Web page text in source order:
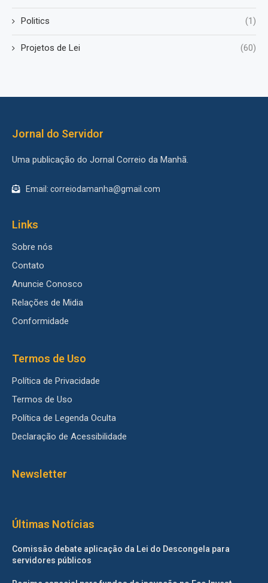
Politics (1)
Projetos de Lei (60)
Jornal do Servidor
Uma publicação do Jornal Correio da Manhã.
Email: correiodamanha@gmail.com
Links
Sobre nós
Contato
Anuncie Conosco
Relações de Midia
Conformidade
Termos de Uso
Política de Privacidade
Termos de Uso
Política de Legenda Oculta
Declaração de Acessibilidade
Newsletter
Últimas Notícias
Comissão debate aplicação da Lei do Descongela para
servidores públicos